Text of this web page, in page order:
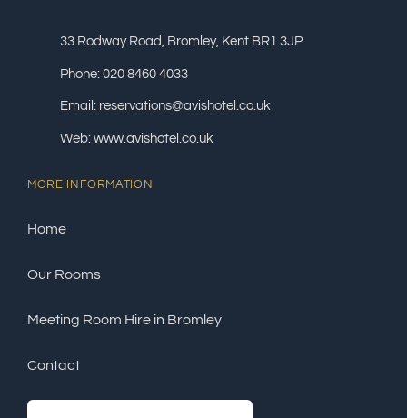
33 Rodway Road, Bromley, Kent BR1 3JP
Phone: 020 8460 4033
Email: reservations@avishotel.co.uk
Web: www.avishotel.co.uk
MORE INFORMATION
Home
Our Rooms
Meeting Room Hire in Bromley
Contact